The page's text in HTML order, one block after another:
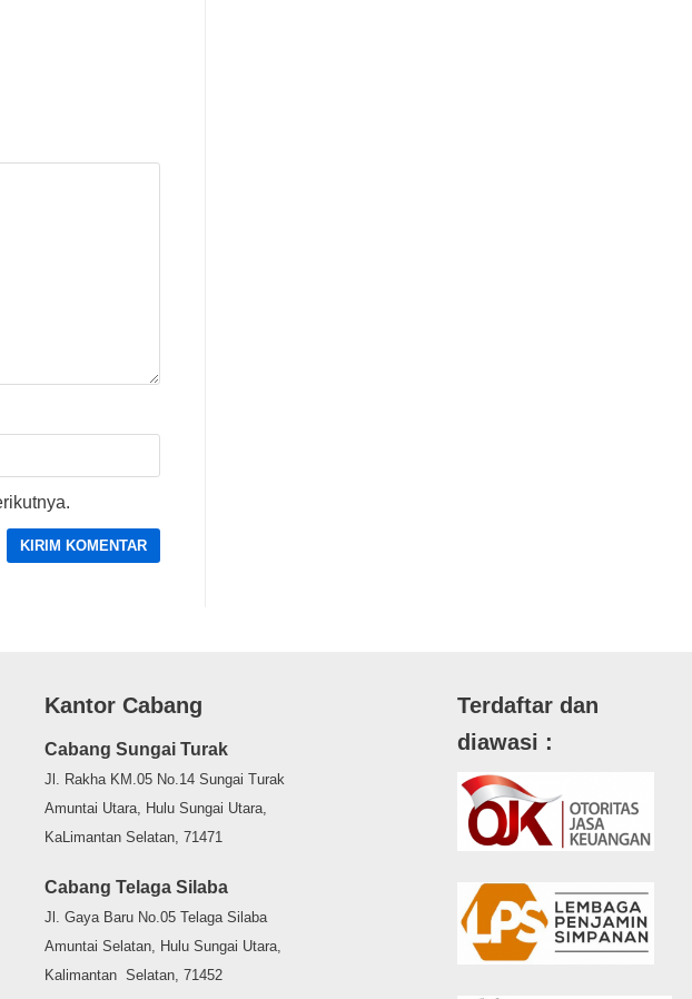
Kantor Cabang
Cabang Sungai Turak
Jl. Rakha KM.05 No.14 Sungai Turak
Amuntai Utara, Hulu Sungai Utara,
KaLimantan Selatan, 71471
Cabang Telaga Silaba
Jl. Gaya Baru No.05 Telaga Silaba
Amuntai Selatan, Hulu Sungai Utara,
Kalimantan Selatan, 71452
Terdaftar dan
diawasi :